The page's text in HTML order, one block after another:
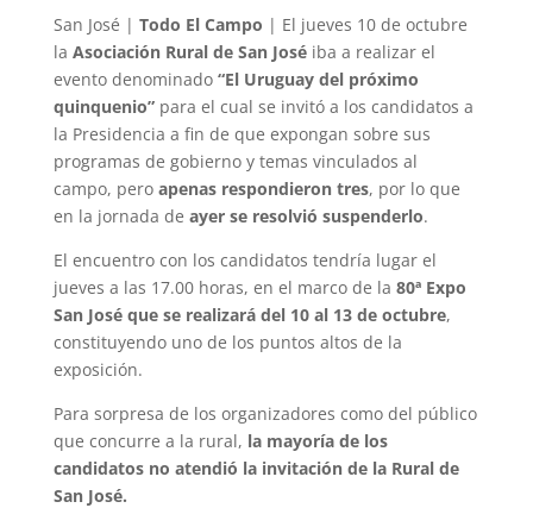
San José | Todo El Campo | El jueves 10 de octubre
la Asociación Rural de San Joséiba a realizar el
evento denominado “El Uruguay del próximo
quinquenio”para el cual se invitó a los candidatos a
la Presidencia a fin de que expongan sobre sus
programas de gobierno y temas vinculados al
campo, pero apenas respondieron tres, por lo que
en la jornada de ayer se resolvió suspenderlo.
El encuentro con los candidatos tendría lugar el
jueves a las 17.00 horas, en el marco de la 80ª Expo
San José que se realizará del 10 al 13 de octubre,
constituyendo uno de los puntos altos de la
exposición.
Para sorpresa de los organizadores como del público
que concurre a la rural, la mayoría de los
candidatos no atendió la invitación de la Rural de
San José.